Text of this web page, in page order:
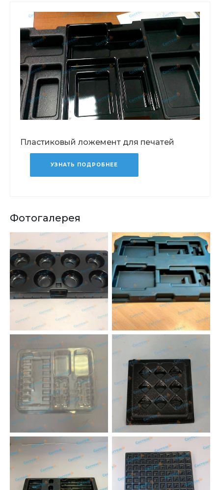
Пластиковый ложемент для печатей
УЗНАТЬ ПОДРОБНЕЕ
Фотогалерея